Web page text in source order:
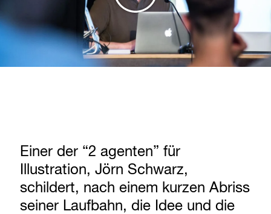
Einer der “2 agenten” für
Illustration, Jörn Schwarz,
schildert, nach einem kurzen Abriss
seiner Laufbahn, die Idee und die